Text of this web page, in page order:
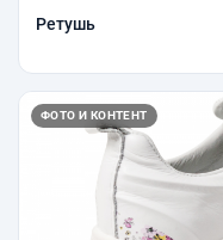
Ретушь
ФОТО И КОНТЕНТ